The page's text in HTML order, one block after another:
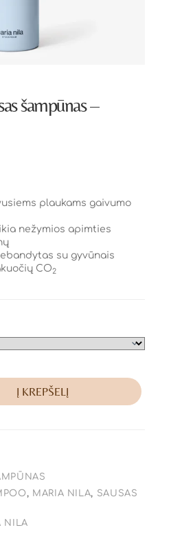
šampūnas –
plaukams gaivumo
nežymios apimties
su gyvūnais
CO2
Į KREPŠELĮ
, MARIA NILA, SAUSAS
NILA